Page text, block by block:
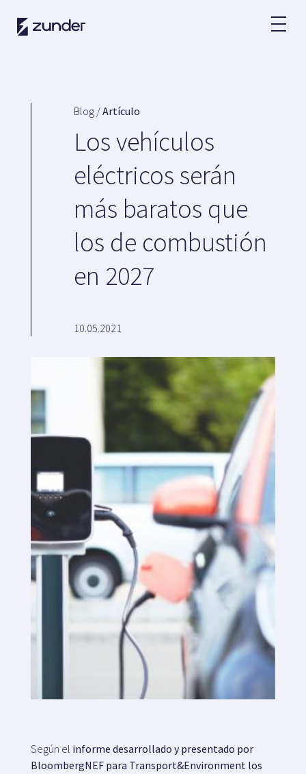
ES
App de Zunder
Grandes cuentas
Plataforma SaaS
Plataforma SaaS
Para quién
Buscamos ubicaciones
¿Qué buscamos?
¿Qué ofrecemos?
Proponer ubicación
Mapa
Blog /Artículo
Los vehículos
eléctricos serán
más baratos que
los de combustión
en 2027
10.05.2021
Según el informe desarrollado y presentado por
BloombergNEF para Transport&Environment los